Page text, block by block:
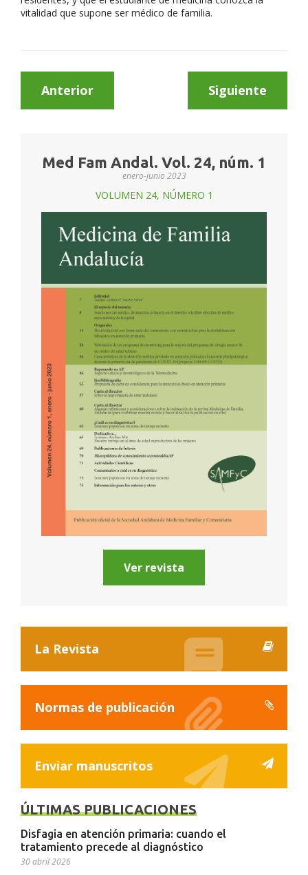
vitalidad que supone ser médico de familia.
Anterior Siguiente
Med Fam Andal. Vol. 24, núm. 1
enero-junio 2023
VOLUMEN 24, NÚMERO 1
Ver revista
La Revista
Normas de publicación
Enviar manuscritos
ÚLTIMAS PUBLICACIONES
Disfagia en atención primaria: cuando el
tratamiento precede al diagnóstico
30 abril 2026